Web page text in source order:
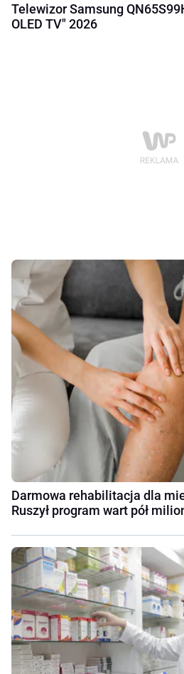
Telewizor Samsung
OLED TV" 2026
Darmowa rehabilitacja dla
Ruszył program wart pół